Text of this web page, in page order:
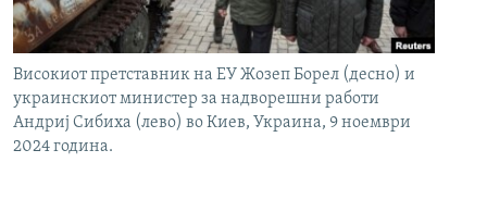
РСЕ веб страници
Високиот претставник на ЕУ Жозеп Борел (десно) и
украинскиот министер за надворешни работи
Андриј Сибиха (лево) во Киев, Украина, 9 ноември
2024 година.